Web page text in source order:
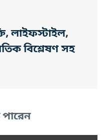
লাইফস্টাইল,
বিশ্লেষণ সহ